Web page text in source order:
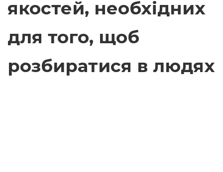
якостей, необхідних
для того, щоб
розбиратися в людях